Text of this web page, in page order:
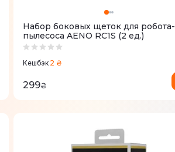
Набор боковых щеток для робота-
пылесоса AENO RC1S (2 ед.)
Кешбэк 2 ₴
299₴